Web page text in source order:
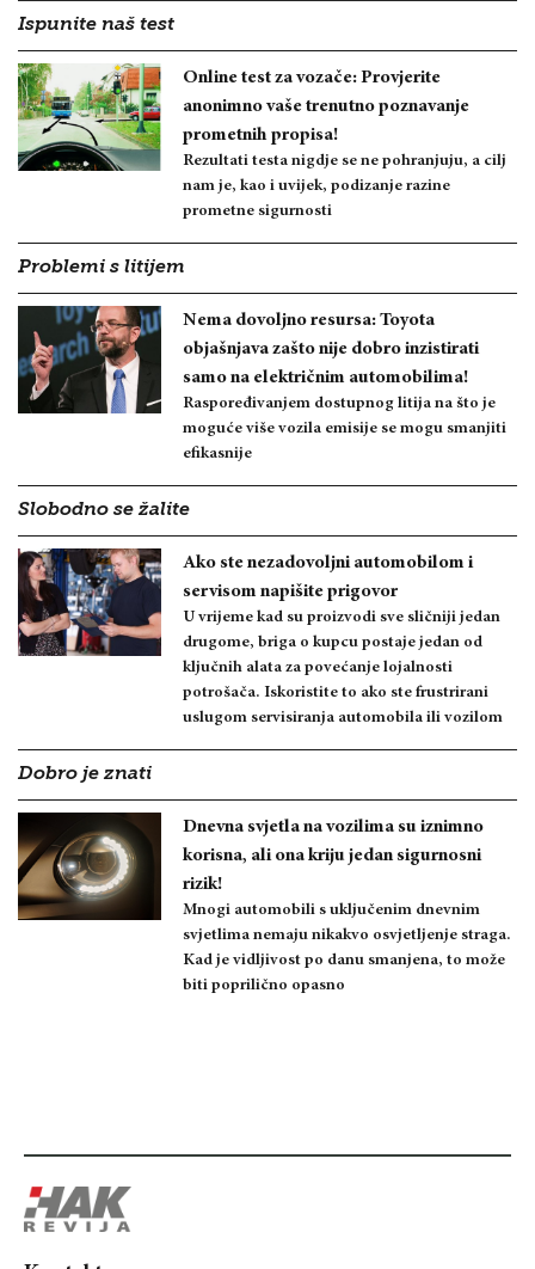
Ispunite naš test
Online test za vozače: Provjerite
anonimno vaše trenutno poznavanje
prometnih propisa!
Rezultati testa nigdje se ne pohranjuju, a cilj
nam je, kao i uvijek, podizanje razine
prometne sigurnosti
Problemi s litijem
Nema dovoljno resursa: Toyota
objašnjava zašto nije dobro inzistirati
samo na električnim automobilima!
Raspoređivanjem dostupnog litija na što je
moguće više vozila emisije se mogu smanjiti
efikasnije
Slobodno se žalite
Ako ste nezadovoljni automobilom i
servisom napišite prigovor
U vrijeme kad su proizvodi sve sličniji jedan
drugome, briga o kupcu postaje jedan od
ključnih alata za povećanje lojalnosti
potrošača. Iskoristite to ako ste frustrirani
uslugom servisiranja automobila ili vozilom
Dobro je znati
Dnevna svjetla na vozilima su iznimno
korisna, ali ona kriju jedan sigurnosni
rizik!
Mnogi automobili s uključenim dnevnim
svjetlima nemaju nikakvo osvjetljenje straga.
Kad je vidljivost po danu smanjena, to može
biti poprilično opasno